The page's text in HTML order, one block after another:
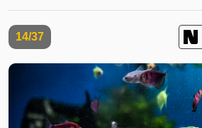
14/37